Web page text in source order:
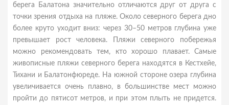
берега Балатона значительно отличаются друг от друга с
точки зрения отдыха на пляже. Около северного берега дно
более круто уходит вниз: через 30–50 метров глубина уже
превышает рост человека. Пляжи северного побережья
можно рекомендовать тем, кто хорошо плавает. Самые
живописные пляжи северного берега находятся в Кестхейе,
Тихани и Балатонфюреде. На южной стороне озера глубина
увеличивается очень плавно, в большинстве мест можно
пройти до пятисот метров, и при этом плыть не придется.